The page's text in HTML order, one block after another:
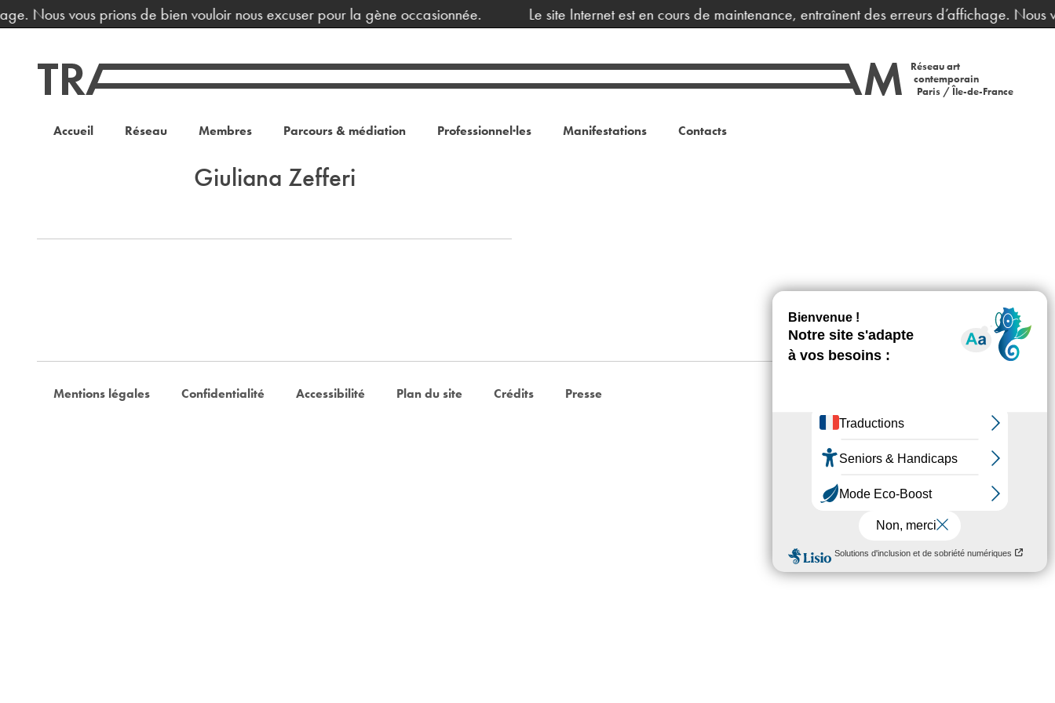
Nous vous prions de bien vouloir nous excuser pour la gène occasionnée. Le site Internet est en cours de maintenance, entraînent des erreurs d’affichage. Nous
Réseau art
contemporain
Paris / Île-de-France
Accueil Réseau Membres Parcours & médiation Professionnel·les Manifestations Contacts
Giuliana Zefferi
Mentions légales Confidentialité Accessibilité Plan du site Crédits Presse